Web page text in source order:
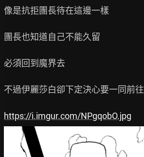
像是抗拒團長待在這邊一樣
團長也知道自己不能久留
必須回到魔界去
不過伊麗莎白卻下定決心要一同前往
https://i.imgur.com/NPgqobO.jpg